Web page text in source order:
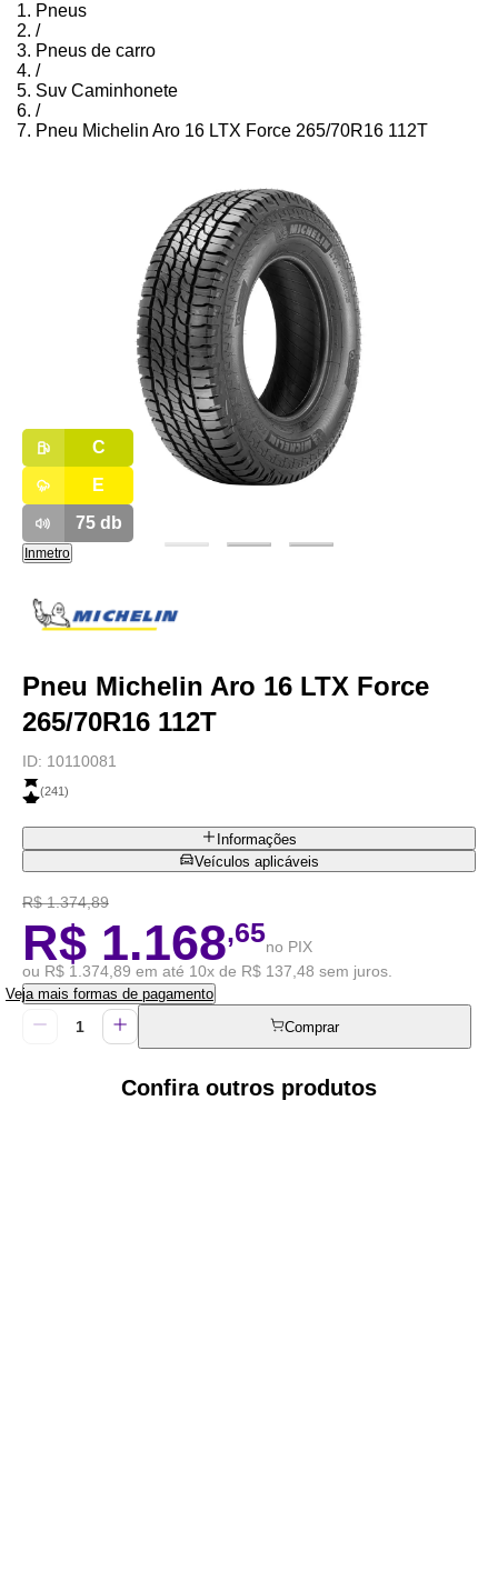
Pneus
/
Pneus de carro
/
Suv Caminhonete
/
Pneu Michelin Aro 16 LTX Force 265/70R16 112T
C
E
75db
Inmetro
Pneu Michelin Aro 16 LTX Force
265/70R16 112T
ID: 10110081
(241)
Informações
Veículos aplicáveis
R$ 1.374,89
R$ 1.168,65no PIX
ou R$ 1.374,89 em até 10x de R$ 137,48 sem juros.
Veja mais formas de pagamento
Comprar
Confira outros produtos